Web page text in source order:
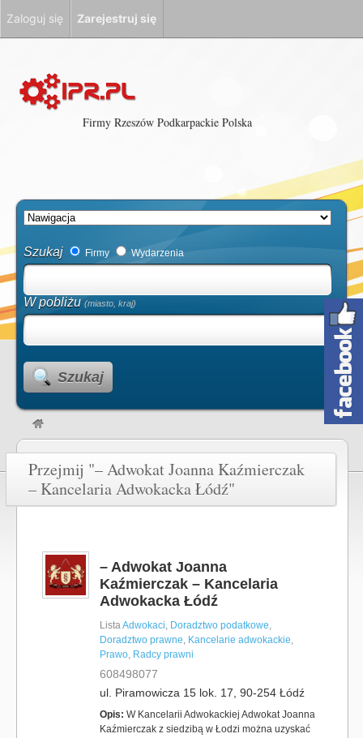
Firmy Rzeszów Podkarpackie Polska
Szukaj Firmy Wydarzenia
W pobliżu (miasto, kraj)
Szukaj
Przejmij "– Adwokat Joanna Kaźmierczak
– Kancelaria Adwokacka Łódź"
– Adwokat Joanna
Kaźmierczak – Kancelaria
Adwokacka Łódź
ListaAdwokaci, Doradztwo podatkowe,
Doradztwo prawne, Kancelarie adwokackie,
Prawo, Radcy prawni
608498077
ul. Piramowicza 15 lok. 17, 90-254 Łódź
Opis: W Kancelarii Adwokackiej Adwokat Joanna
Kaźmierczak z siedzibą w Łodzi można uzyskać
Zaloguj się Zarejestruj się